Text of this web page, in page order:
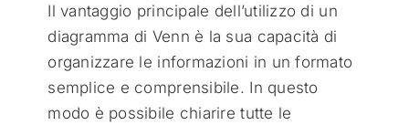
Il vantaggio principale dell’utilizzo di un
diagramma di Venn è la sua capacità di
organizzare le informazioni in un formato
semplice e comprensibile. In questo
modo è possibile chiarire tutte le